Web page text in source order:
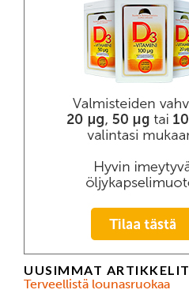
UUSIMMAT ARTIKKELIT
Terveellistä lounasruokaa